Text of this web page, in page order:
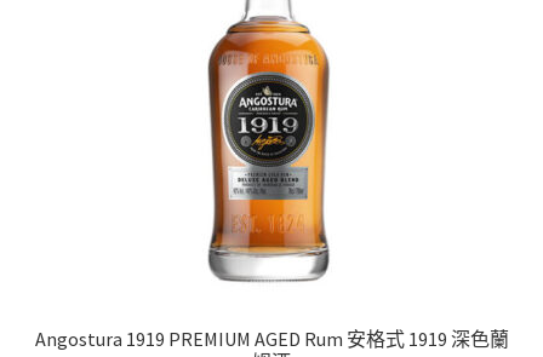
Angostura 1919 PREMIUM AGED Rum 安格式 1919 深色蘭